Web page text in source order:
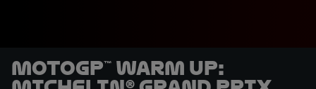
MotoGP™ Warm Up: